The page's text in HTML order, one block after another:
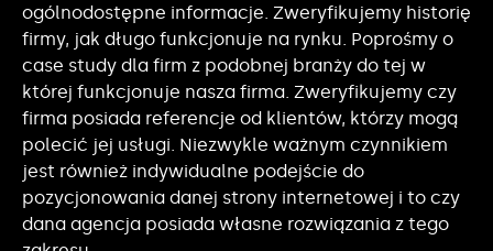
ogólnodostępne informacje. Zweryfikujemy historię
firmy, jak długo funkcjonuje na rynku. Poprośmy o
case study dla firm z podobnej branży do tej w
której funkcjonuje nasza firma. Zweryfikujemy czy
firma posiada referencje od klientów, którzy mogą
polecić jej usługi. Niezwykle ważnym czynnikiem
jest również indywidualne podejście do
pozycjonowania danej strony internetowej i to czy
dana agencja posiada własne rozwiązania z tego